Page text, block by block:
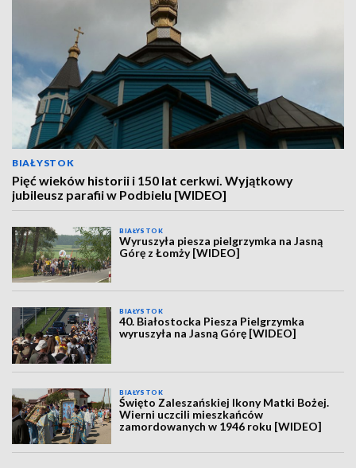
BIAŁYSTOK
Pięć wieków historii i 150 lat cerkwi. Wyjątkowy
jubileusz parafii w Podbielu [WIDEO]
BIAŁYSTOK
Wyruszyła piesza pielgrzymka na Jasną
Górę z Łomży [WIDEO]
BIAŁYSTOK
40. Białostocka Piesza Pielgrzymka
wyruszyła na Jasną Górę [WIDEO]
BIAŁYSTOK
Święto Zaleszańskiej Ikony Matki Bożej.
Wierni uczcili mieszkańców
zamordowanych w 1946 roku [WIDEO]